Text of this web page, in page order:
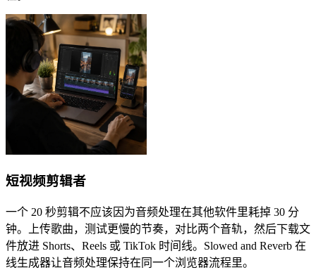
短视频剪辑者
一个 20 秒剪辑不应该因为音频处理在其他软件里耗掉 30 分
钟。上传歌曲，测试更慢的节奏，对比两个音轨，然后下载文
件放进 Shorts、Reels 或 TikTok 时间线。Slowed and Reverb 在
线生成器让音频处理保持在同一个浏览器流程里。